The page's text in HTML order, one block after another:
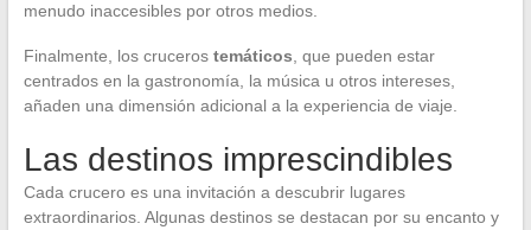
menudo inaccesibles por otros medios.
Finalmente, los cruceros temáticos , que pueden estar
centrados en la gastronomía, la música u otros intereses,
añaden una dimensión adicional a la experiencia de viaje.
Las destinos imprescindibles
Cada crucero es una invitación a descubrir lugares
extraordinarios. Algunas destinos se destacan por su encanto y